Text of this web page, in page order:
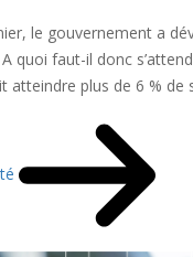
le gouvernement a
quoi faut-il donc
atteindre plus de 6 % de